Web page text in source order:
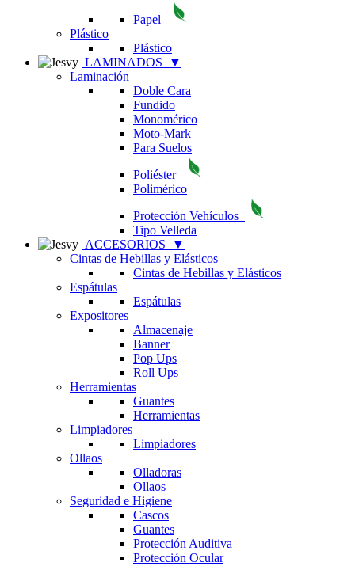
Papel
Plástico
Plástico
LAMINADOS
▼
Laminación
Doble Cara
Fundido
Monomérico
Moto-Mark
Para Suelos
Poliéster
Polimérico
Protección Vehículos
Tipo Velleda
ACCESORIOS
▼
Cintas de Hebillas y Elásticos
Cintas de Hebillas y Elásticos
Espátulas
Espátulas
Expositores
Almacenaje
Banner
Pop Ups
Roll Ups
Herramientas
Guantes
Herramientas
Limpiadores
Limpiadores
Ollaos
Olladoras
Ollaos
Seguridad e Higiene
Cascos
Guantes
Protección Auditiva
Protección Ocular